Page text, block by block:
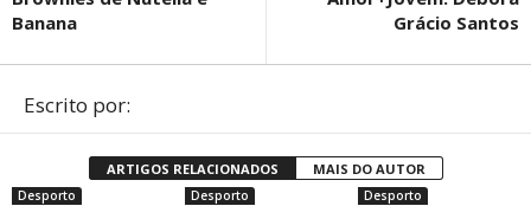
Banana
Grácio Santos
Escrito por:
ARTIGOS RELACIONADOS MAIS DO AUTOR
Desporto Desporto Desporto